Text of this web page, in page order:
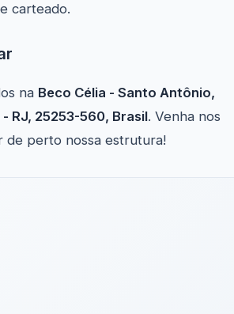
carteado.
na Beco Célia - Santo Antônio,
RJ, 25253-560, Brasil. Venha nos
de perto nossa estrutura!